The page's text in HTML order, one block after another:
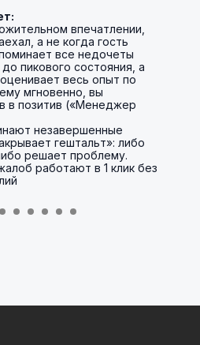
впечатлении,
а не когда гость
все недочеты
пикового состояния, а
весь опыт по
мгновенно, вы
в позитив («Менеджер
незавершенные
гештальт»: либо
решает проблему.
работают в 1 клик без